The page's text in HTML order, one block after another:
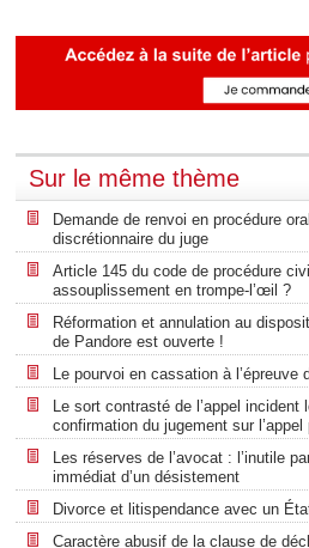
Sur le même thème
Demande de renvoi en procédure
discrétionnaire du juge
Article 145 du code de procédure
assouplissement en trompe-l’œil ?
Réformation et annulation au
de Pandore est ouverte !
Le pourvoi en cassation à l’épreuve
Le sort contrasté de l’appel incident
confirmation du jugement sur l’appel
Les réserves de l’avocat : l’inutile
immédiat d’un désistement
Divorce et litispendance avec un
Caractère abusif de la clause de